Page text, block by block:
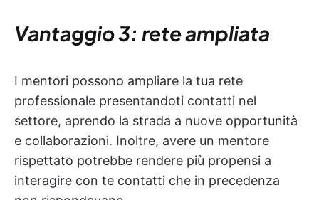
Vantaggio 3: rete ampliata
I mentori possono ampliare la tua rete
professionale presentandoti contatti nel
settore, aprendo la strada a nuove opportunità
e collaborazioni. Inoltre, avere un mentore
rispettato potrebbe rendere più propensi a
interagire con te contatti che in precedenza